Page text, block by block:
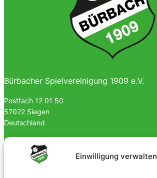
Einwilligung verwalten
Bürbacher Spielvereinigung 1909 e.V.
Postfach 12 01 50
57022 Siegen
Deutschland
info@spvgbuerbach09.de